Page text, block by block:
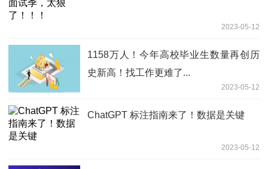
2023-05-12
1158万人！今年高校毕业生数量再创历
史新高！找工作更难了...
2023-05-12
ChatGPT 标注指南来了！数据是关键
2023-05-12